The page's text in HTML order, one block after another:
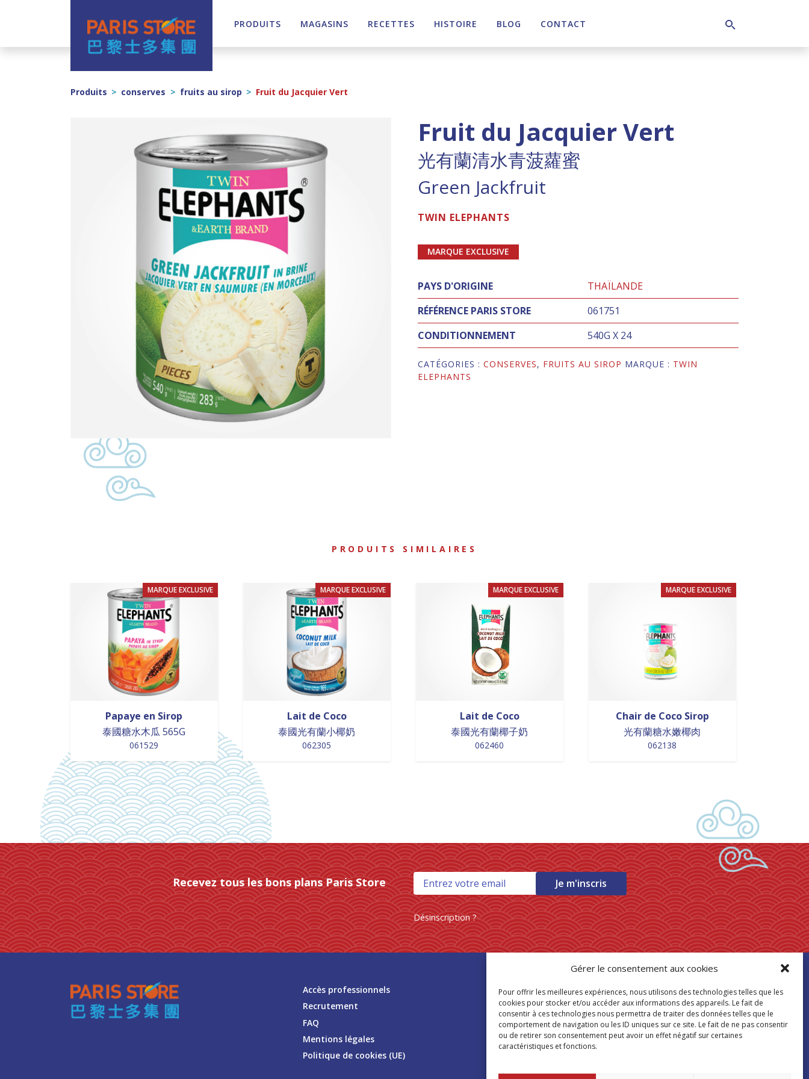
Gérer le consentement aux cookies
Pour offrir les meilleures expériences, nous utilisons des technologies telles que les
cookies pour stocker et/ou accéder aux informations des appareils. Le fait de
consentir à ces technologies nous permettra de traiter des données telles que le
comportement de navigation ou les ID uniques sur ce site. Le fait de ne pas consentir
ou de retirer son consentement peut avoir un effet négatif sur certaines
caractéristiques et fonctions.
Navigation principale PRODUITS MAGASINS RECETTES HISTOIRE BLOG CONTACT
Produits > conserves > fruits au sirop > Fruit du Jacquier Vert
Fruit du Jacquier Vert
光有蘭清水青菠蘿蜜
Green Jackfruit
TWIN ELEPHANTS
MARQUE EXCLUSIVE
PAYS D'ORIGINE
THAÏLANDE
RÉFÉRENCE PARIS STORE
061751
CONDITIONNEMENT
540G X 24
CATÉGORIES :CONSERVES, FRUITS AU SIROP MARQUE : TWIN
ELEPHANTS
PRODUITS SIMILAIRES
MARQUE EXCLUSIVE
Papaye en Sirop
泰國糖水木瓜 565G
061529
MARQUE EXCLUSIVE
Lait de Coco
泰國光有蘭小椰奶
062305
MARQUE EXCLUSIVE
Lait de Coco
泰國光有蘭椰子奶
062460
MARQUE EXCLUSIVE
Chair de Coco Sirop
光有蘭糖水嫩椰肉
062138
Recevez tous les bons plans Paris Store Je m'inscris
Désinscription ?
Accès professionnels
Recrutement
FAQ
Mentions légales
Politique de cookies (UE)
Trouver mon
magasin Paris Store
Où nous trouver